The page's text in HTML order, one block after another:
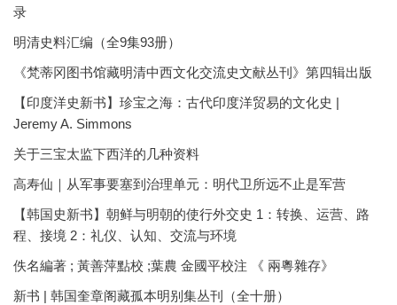
录
明清史料汇编（全9集93册）
《梵蒂冈图书馆藏明清中西文化交流史文献丛刊》第四辑出版
【印度洋史新书】珍宝之海：古代印度洋贸易的文化史 |
Jeremy A. Simmons
关于三宝太监下西洋的几种资料
高寿仙｜从军事要塞到治理单元：明代卫所远不止是军营
【韩国史新书】朝鲜与明朝的使行外交史 1：转换、运营、路
程、接境 2：礼仪、认知、交流与环境
佚名編著 ; 黃善萍點校 ;葉農 金國平校注 《 兩粵雜存》
新书 | 韩国奎章阁藏孤本明别集丛刊（全十册）